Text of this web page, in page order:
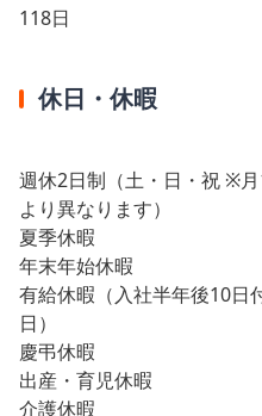
118日
休日・休暇
週休2日制（土・日・祝 ※
より異なります）
夏季休暇
年末年始休暇
有給休暇（入社半年後10日
日）
慶弔休暇
出産・育児休暇
介護休暇